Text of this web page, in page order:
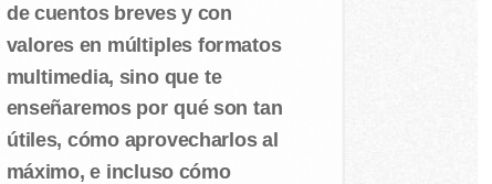
de cuentos breves y con
valores en múltiples formatos
multimedia, sino que te
enseñaremos por qué son tan
útiles, cómo aprovecharlos al
máximo, e incluso cómo